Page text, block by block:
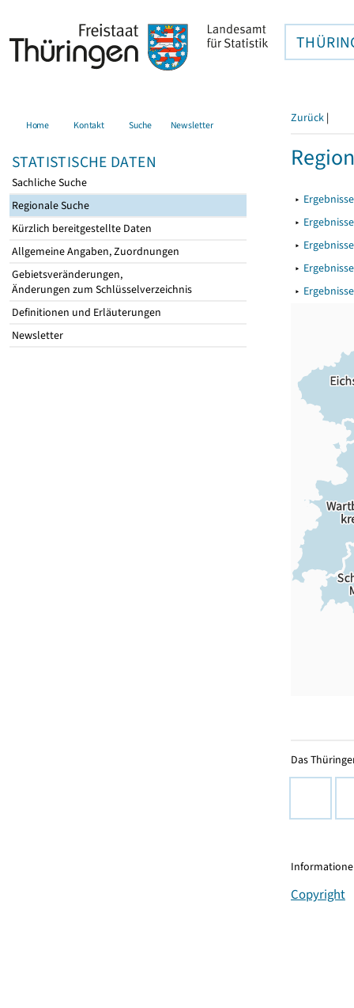
Home Kontakt Suche Newsletter
STATISTISCHE DATEN
Sachliche Suche
Regionale Suche
Kürzlich bereitgestellte Daten
Allgemeine Angaben, Zuordnungen
Gebietsveränderungen,
Änderungen zum Schlüsselverzeichnis
Definitionen und Erläuterungen
Newsletter
Zurück |
▸
▸
▸
▸
▸
Das
Copyright